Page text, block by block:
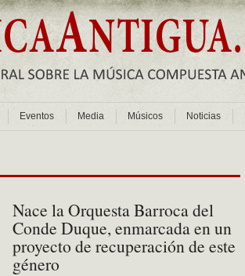
Eventos Media Músicos Noticias
Nace la Orquesta Barroca del
Conde Duque, enmarcada en un
proyecto de recuperación de este
género